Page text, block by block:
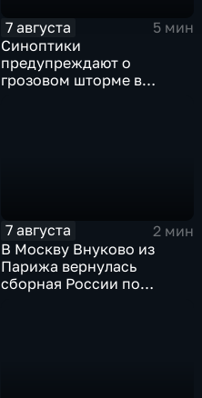
7 августа
5 мин
Синоптики
предупреждают о
грозовом шторме в
7 августа
2 мин
В Москву Внуково из
Парижа вернулась
сборная России по